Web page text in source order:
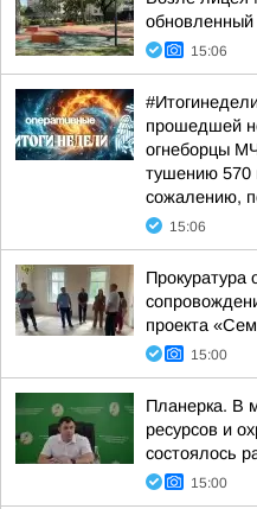
обновленный
15:06
прошедшей
огнеборцы
тушению 570
сожалению,
15:06
Прокуратура
проекта
15:00
Планерка. В
ресурсов и
состоялось
15:00